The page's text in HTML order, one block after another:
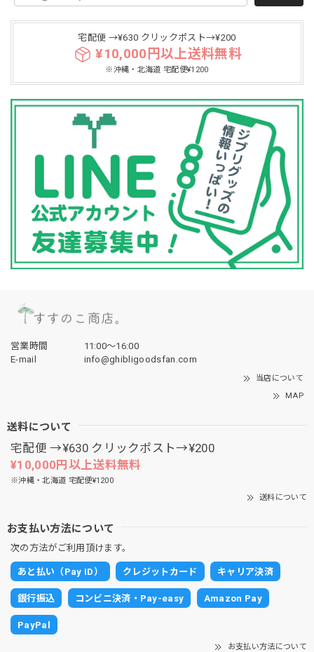
宅配便 →¥630 クリックポスト→¥200
¥10,000円以上送料無料
※沖縄・北海道 宅配便¥1200
営業時間
11:00〜16:00
E-mail
info@ghibligoodsfan.com
当店について
MAP
送料について
宅配便 →¥630 クリックポスト→¥200
¥10,000円以上送料無料
※沖縄・北海道 宅配便¥1200
送料について
お支払い方法について
次の方法がご利用頂けます。
あと払い（Pay ID） クレジットカード キャリア決済
銀行振込 コンビニ決済・Pay-easy Amazon Pay
PayPal
お支払い方法について